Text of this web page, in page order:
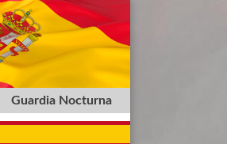
Guardia Nocturna